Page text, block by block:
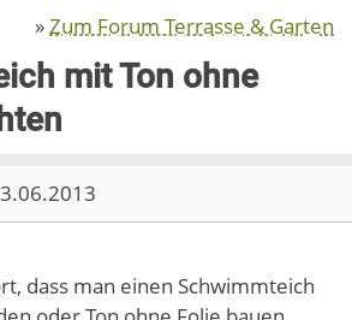
»Zum Forum Terrasse & Garten
mit Ton ohne
dass man einen Schwimmteich